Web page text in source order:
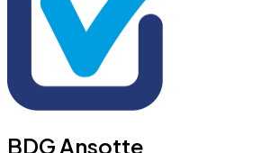
BDG Ansotte